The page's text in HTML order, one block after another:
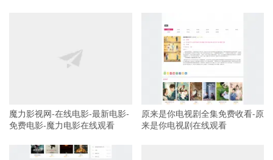
魔力影视网-在线电影-最新电影-
免费电影-魔力电影在线观看
原来是你电视剧全集免费收看-原
来是你电视剧在线观看